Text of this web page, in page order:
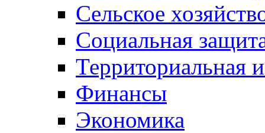
Сельское
Социальная
Территориальная
Финансы
Экономика